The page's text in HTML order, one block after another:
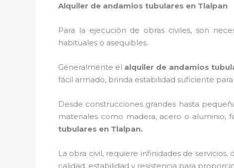
Alquiler de andamios tubulares en Tlalpan
Para la ejecución de obras civiles, son
habituales o asequibles.
Generalmente el alquiler de andamios
fácil armado, brinda estabilidad suficiente
Desde construcciones grandes hasta
materiales como madera, acero o aluminio,
tubulares en Tlalpan.
La obra civil, requiere infinidades de
calidad, estabilidad y resistencia para